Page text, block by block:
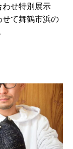
わせ特別展示
せて舞鶴市浜の